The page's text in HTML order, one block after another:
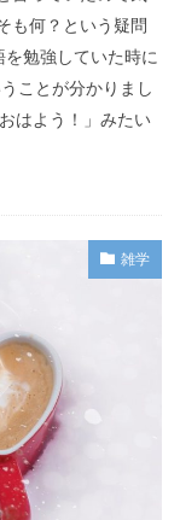
も何？という疑問
勉強していた時に
ことが分かりまし
はよう！」みたい
雑学